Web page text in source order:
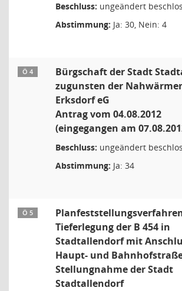
Beschluss: ungeändert
Abstimmung: Ja: 30, Nein: 4
Ö 4
Bürgschaft der Stadt
zugunsten der
Erksdorf eG
Antrag vom 04.08.2012
(eingegangen am
Beschluss: ungeändert
Abstimmung: Ja: 34
Ö 5
Tieferlegung der B 454 in
Stadtallendorf mit
Haupt- und Bahnhofstraße
Stellungnahme der Stadt
Stadtallendorf